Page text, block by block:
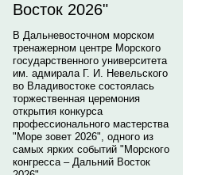
Восток 2026"
В Дальневосточном морском
тренажерном центре Морского
государственного университета
им. адмирала Г. И. Невельского
во Владивостоке состоялась
торжественная церемония
открытия конкурса
профессионального мастерства
"Море зовет 2026", одного из
самых ярких событий "Морского
конгресса – Дальний Восток